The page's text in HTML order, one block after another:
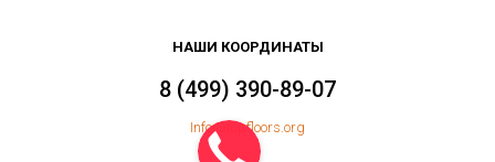
НАШИ КООРДИНАТЫ
8 (499) 390-89-07
Info@topfloors.org